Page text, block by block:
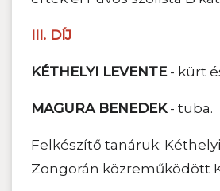
III. DÍJ
KÉTHELYI LEVENTE- kürt
MAGURA BENEDEK- tuba.
Felkészítő tanáruk:
Zongorán közreműködött